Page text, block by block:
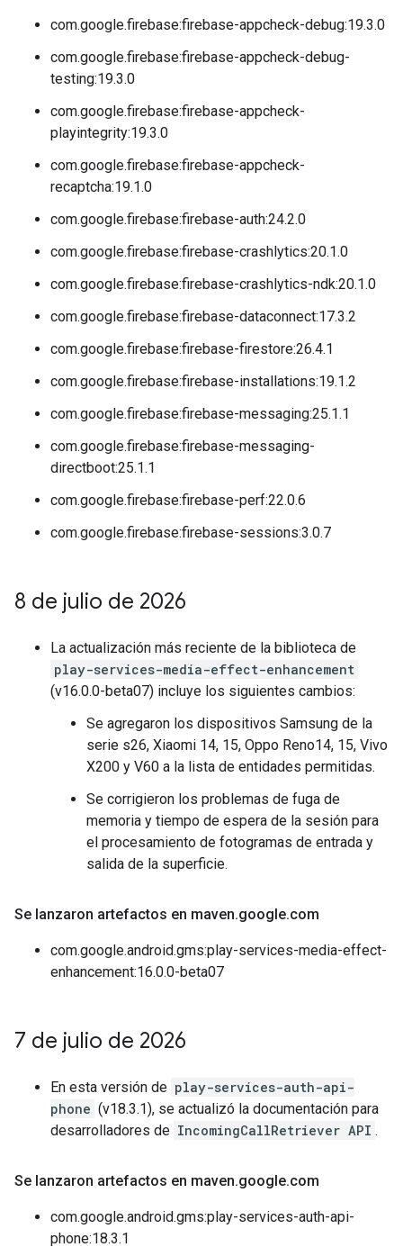
com.google.firebase:firebase-appcheck-debug:19.3.0
com.google.firebase:firebase-appcheck-debug-
testing:19.3.0
com.google.firebase:firebase-appcheck-
playintegrity:19.3.0
com.google.firebase:firebase-appcheck-
recaptcha:19.1.0
com.google.firebase:firebase-auth:24.2.0
com.google.firebase:firebase-crashlytics:20.1.0
com.google.firebase:firebase-crashlytics-ndk:20.1.0
com.google.firebase:firebase-dataconnect:17.3.2
com.google.firebase:firebase-firestore:26.4.1
com.google.firebase:firebase-installations:19.1.2
com.google.firebase:firebase-messaging:25.1.1
com.google.firebase:firebase-messaging-
directboot:25.1.1
com.google.firebase:firebase-perf:22.0.6
com.google.firebase:firebase-sessions:3.0.7
8 de julio de 2026
La actualización más reciente de la biblioteca de
play-services-media-effect-enhancement
(v16.0.0-beta07) incluye los siguientes cambios:
Se agregaron los dispositivos Samsung de la
serie s26, Xiaomi 14, 15, Oppo Reno14, 15, Vivo
X200 y V60 a la lista de entidades permitidas.
Se corrigieron los problemas de fuga de
memoria y tiempo de espera de la sesión para
el procesamiento de fotogramas de entrada y
salida de la superficie.
Se lanzaron artefactos en maven.google.com
com.google.android.gms:play-services-media-effect-
enhancement:16.0.0-beta07
7 de julio de 2026
En esta versión de play-services-auth-api-
phone (v18.3.1), se actualizó la documentación para
desarrolladores de IncomingCallRetriever API .
Se lanzaron artefactos en maven.google.com
com.google.android.gms:play-services-auth-api-
phone:18.3.1